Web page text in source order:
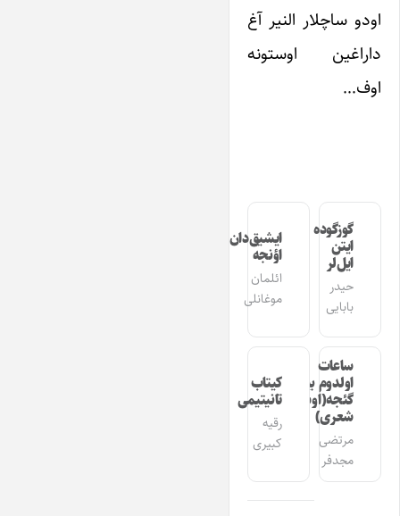
اودو ساچلار النیر آغ
داراغین اوستونه
اوف…
گوزگوده
ایتن
ایل‌لر
حیدر
بابایی
ایشیق‌دان
اؤنجه
ائلمان
موغانلی
ساعات
اولدوم بیر
گئجه(اوشاق
شعری)
مرتضی
مجدفر
کیتاب
تانیتیمی
رقیه
کبیری